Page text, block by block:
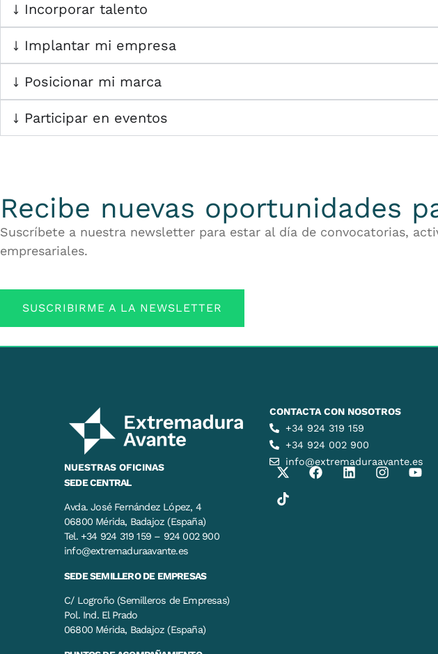
Incorporar talento
Implantar mi empresa
Posicionar mi marca
Participar en eventos
Recibe nuevas oportunidades
Suscríbete a nuestra newsletter para estar al día de convocatorias,
empresariales.
SUSCRIBIRME A LA NEWSLETTER
NUESTRAS OFICINAS
SEDE CENTRAL
Avda. José Fernández López, 4
06800 Mérida, Badajoz (España)
Tel. +34 924 319 159 – 924 002 900
info@extremaduraavante.es
SEDE SEMILLERO DE EMPRESAS
C/ Logroño (Semilleros de Empresas)
Pol. Ind. El Prado
06800 Mérida, Badajoz (España)
CONTACTA CON NOSOTROS
+34 924 319 159
+34 924 002 900
info@extremaduraavante.es